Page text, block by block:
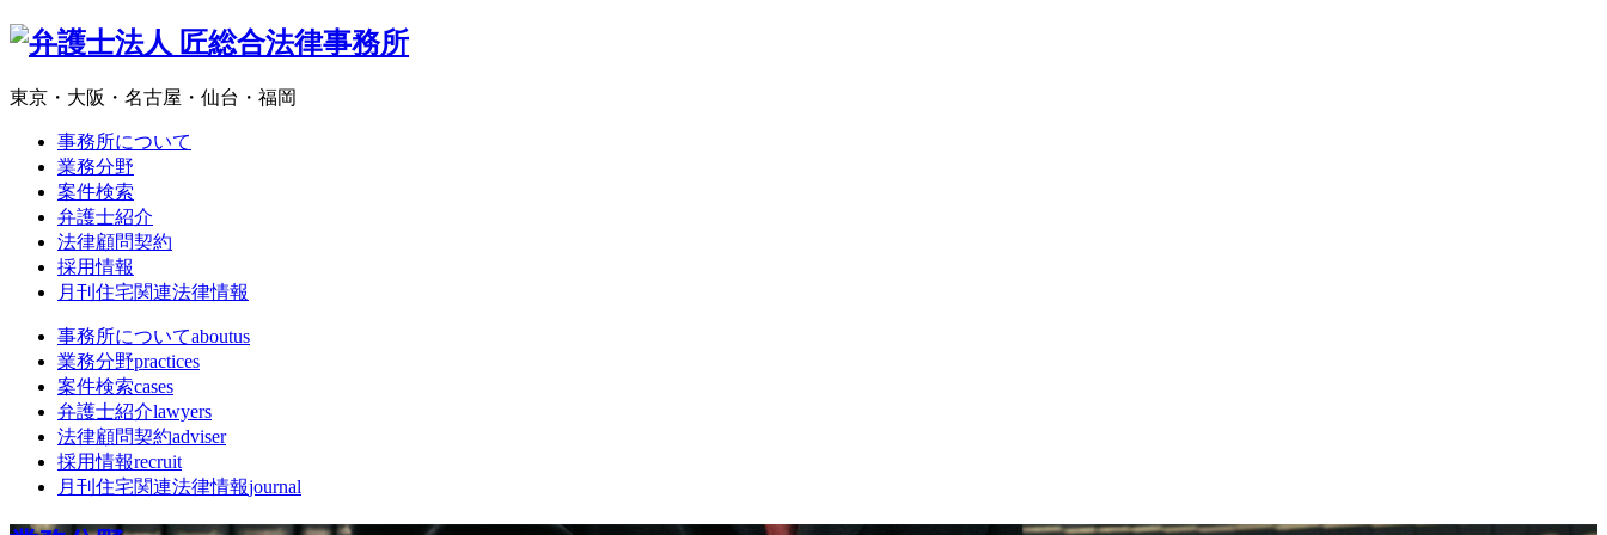
東京・大阪・名古屋・仙台・福岡
事務所について
業務分野
案件検索
弁護士紹介
法律顧問契約
採用情報
月刊住宅関連法律情報
事務所についてaboutus
業務分野practices
案件検索cases
弁護士紹介lawyers
法律顧問契約adviser
採用情報recruit
月刊住宅関連法律情報journal